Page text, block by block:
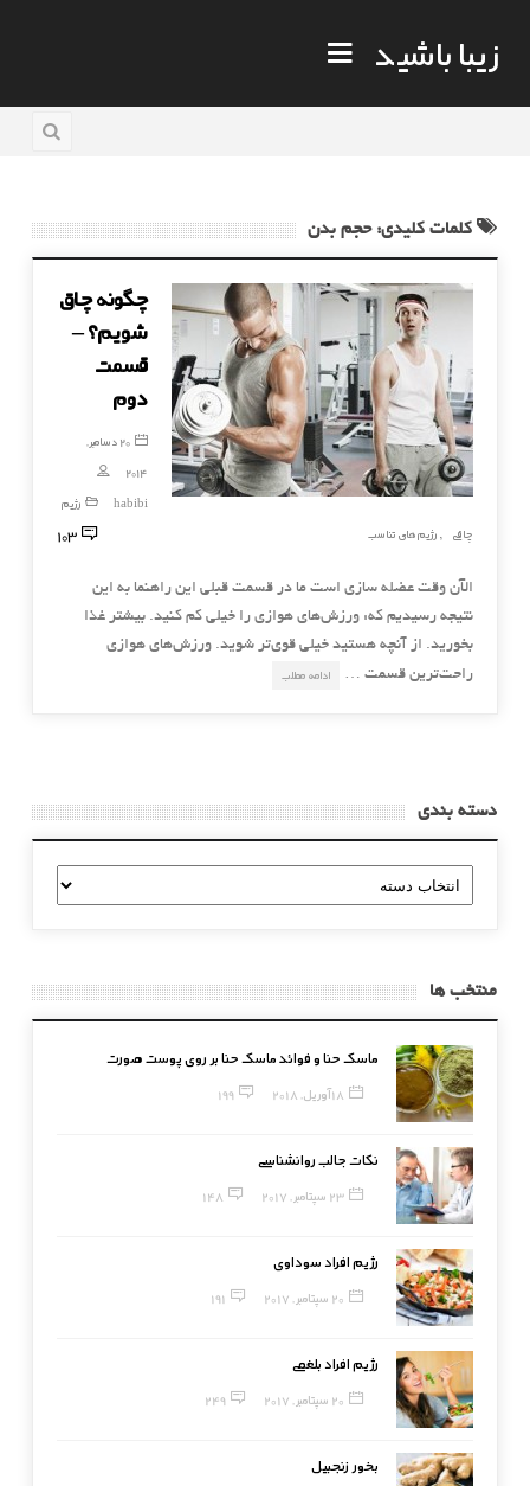
زیبا باشید
کلمات کلیدی: حجم بدن
چگونه چاق
شویم؟ –
قسمت
دوم
20 دسامبر,
2014
habibi
رژیم
چاقی
, رژیم های تناسب 103
الآن وقت عضله سازی است ما در قسمت قبلی این راهنما به این
نتیجه رسیدیم که: ورزش‌های هوازی را خیلی کم کنید. بیشتر غذا
بخورید. از آنچه هستید خیلی قوی‌تر شوید. ورزش‌های هوازی
راحت‌ترین قسمت …
ادامه مطلب
دسته بندی
دسته
بندی
منتخب ها
ماسک حنا و فوائد ماسک حنا بر روی پوست صورت
18 آوریل, 2018 199
نکات جالب روانشناسی
23 سپتامبر, 2017 148
رژیم افراد سوداوی
20 سپتامبر, 2017 191
رژیم افراد بلغمی
20 سپتامبر, 2017 249
بخور زنجبیل